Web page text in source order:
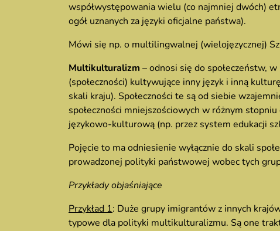
współwystępowania wielu (co najmniej dwóch)
ogół uznanych za języki oficjalne państwa).
Mówi się np. o multilingwalnej (wielojęzycznej)
Multikulturalizm – odnosi się do społeczeństw,
(społeczności) kultywujące inny język i inną
skali kraju). Społeczności te są od siebie
społeczności mniejszościowych w różnym
językowo-kulturową (np. przez system edukacji
Pojęcie to ma odniesienie wyłącznie do skali
prowadzonej polityki państwowej wobec tych
Przykłady objaśniające
Przykład 1: Duże grupy imigrantów z innych
typowe dla polityki multikulturalizmu. Są one